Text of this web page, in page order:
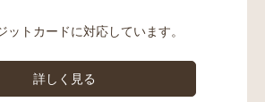
ットカードに対応しています。
詳しく見る